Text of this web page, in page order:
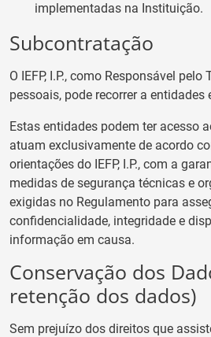
implementadas na Instituição.
Subcontratação
O IEFP, I.P., como Responsável
pessoais, pode recorrer a
Estas entidades podem ter acesso
atuam exclusivamente de acordo
orientações do IEFP, I.P., com a
medidas de segurança técnicas e
exigidas no Regulamento para
confidencialidade, integridade e
informação em causa.
Conservação dos
retenção dos dados)
Sem prejuízo dos direitos que